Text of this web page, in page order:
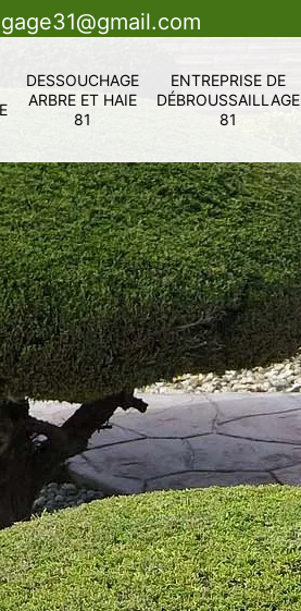
DESSOUCHAGE
ARBRE ET HAIE
81
ENTREPRISE DE
DÉBROUSSAILLAGE
81